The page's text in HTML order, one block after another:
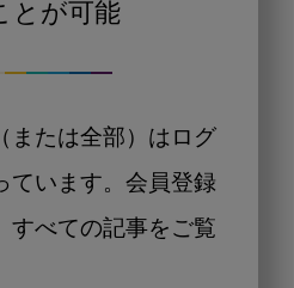
とが可能
または全部）はログ
ています。会員登録
すべての記事をご覧